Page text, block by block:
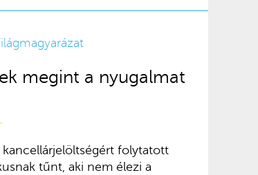
megint a nyugalmat
folytatott
tűnt, aki nem élezi a